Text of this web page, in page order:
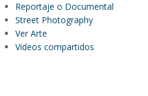
Reportaje o Documental
Street Photography
Ver Arte
Videos compartidos